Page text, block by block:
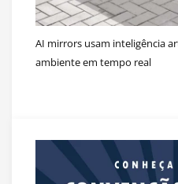
AI mirrors usam inteligência
ambiente em tempo real